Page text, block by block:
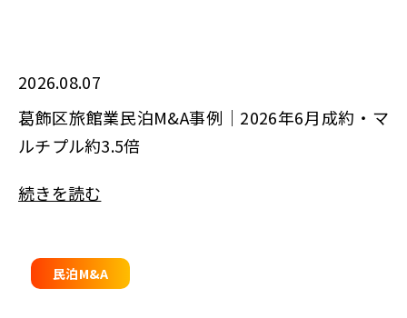
2026.08.07
葛飾区旅館業民泊M&A事例｜2026年6月成約・マ
ルチプル約3.5倍
続きを読む
民泊M&A